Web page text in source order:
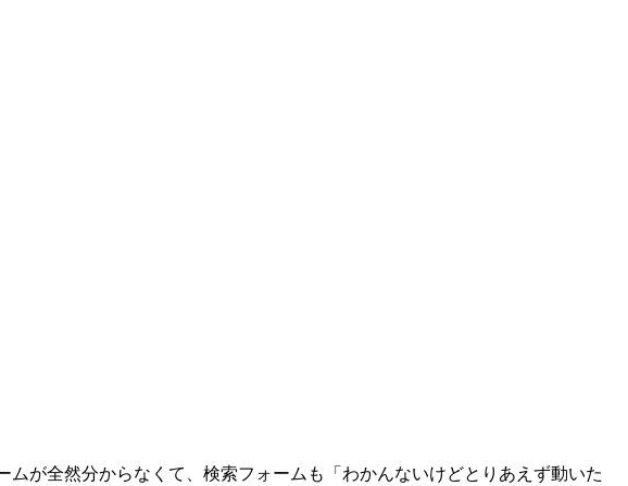
ムが全然分からなくて、検索フォームも「わかんないけどとりあえず動いた